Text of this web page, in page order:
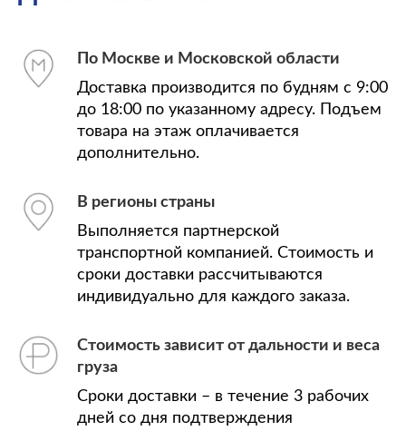
По Москве и Московской области
Доставка производится по будням с 9:00
до 18:00 по указанному адресу. Подъем
товара на этаж оплачивается
дополнительно.
В регионы страны
Выполняется партнерской
транспортной компанией. Стоимость и
сроки доставки рассчитываются
индивидуально для каждого заказа.
Стоимость зависит от дальности и веса
груза
Сроки доставки – в течение 3 рабочих
дней со дня подтверждения